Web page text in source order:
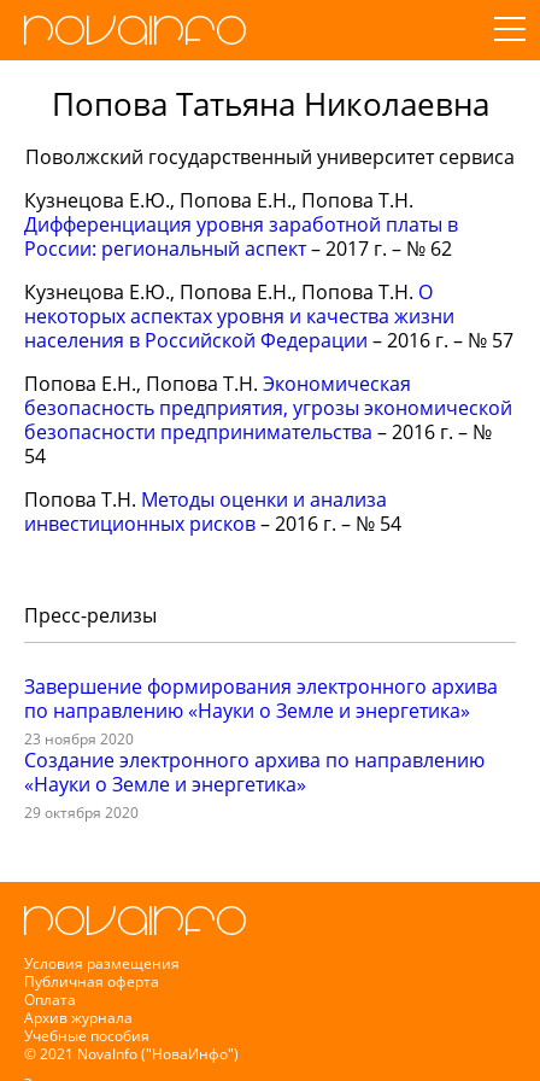
Попова Татьяна Николаевна
Поволжский государственный университет сервиса
Кузнецова Е.Ю., Попова Е.Н., Попова Т.Н.
Дифференциация уровня заработной платы в
России: региональный аспект– 2017 г. – № 62
Кузнецова Е.Ю., Попова Е.Н., Попова Т.Н. О
некоторых аспектах уровня и качества жизни
населения в Российской Федерации – 2016 г. – № 57
Попова Е.Н., Попова Т.Н. Экономическая
безопасность предприятия, угрозы экономической
безопасности предпринимательства – 2016 г. – №
54
Попова Т.Н. Методы оценки и анализа
инвестиционных рисков– 2016 г. – № 54
Пресс-релизы
Завершение формирования электронного архива
по направлению «Науки о Земле и энергетика»
23 ноября 2020
Создание электронного архива по направлению
«Науки о Земле и энергетика»
29 октября 2020
Условия размещения
Публичная оферта
Оплата
Архив журнала
Учебные пособия
© 2021 NovaInfo ("НоваИнфо")